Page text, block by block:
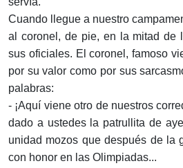
Cuando llegue a nuestro
al coronel, de pie, en la mitad de
sus oficiales. El coronel, famoso
por su valor como por sus
palabras:
- ¡Aquí viene otro de nuestros
dado a ustedes la patrullita de
unidad mozos que después de la
con honor en las Olimpiadas...